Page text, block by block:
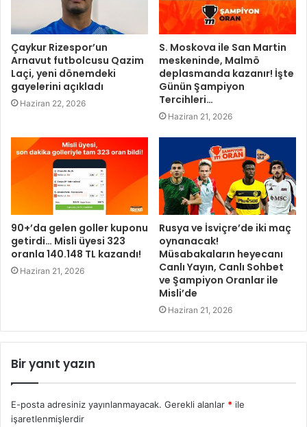
Çaykur Rizespor’un
Arnavut futbolcusu Qazim
Laçi, yeni dönemdeki
gayelerini açıkladı
Haziran 22, 2026
S. Moskova ile San Martin
meskeninde, Malmö
deplasmanda kazanır! İşte
Günün Şampiyon
Tercihleri…
Haziran 21, 2026
90+’da gelen goller kuponu
getirdi… Misli üyesi 323
oranla 140.148 TL kazandı!
Haziran 21, 2026
Rusya ve İsviçre’de iki maç
oynanacak!
Müsabakaların heyecanı
Canlı Yayın, Canlı Sohbet
ve Şampiyon Oranlar ile
Misli’de
Haziran 21, 2026
Bir yanıt yazın
E-posta adresiniz yayınlanmayacak. Gerekli alanlar * ile
işaretlenmişlerdir